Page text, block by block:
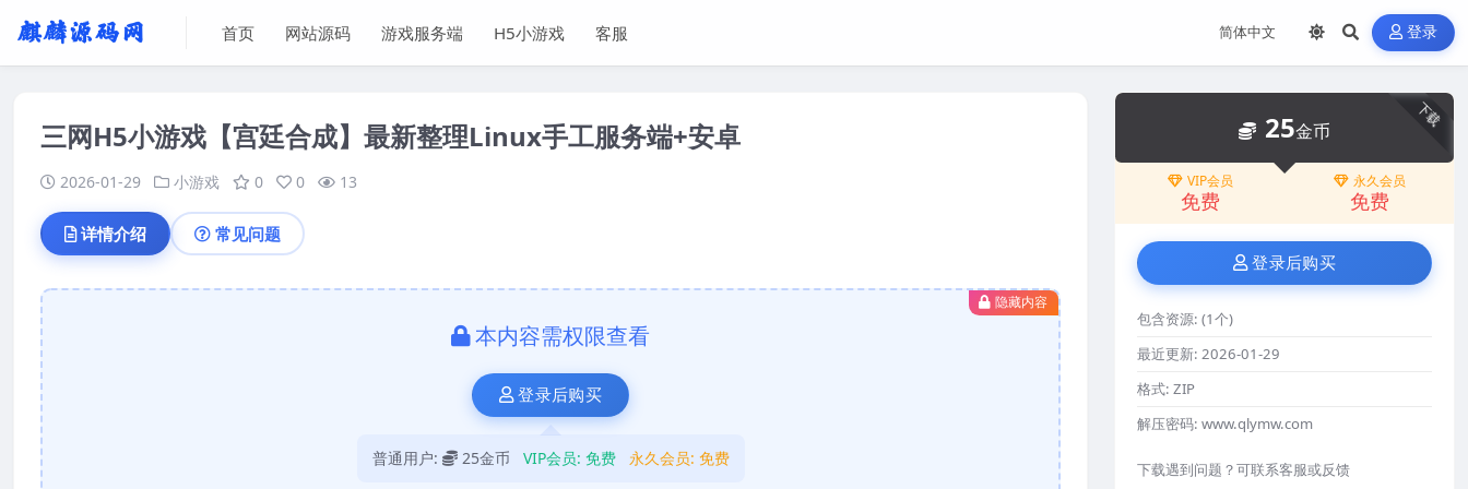
首页 网站源码 游戏服务端 H5小游戏 客服 登录
三网H5小游戏【宫廷合成】最新整理Linux手工服务端+安卓
2026-01-29 小游戏 0 0 13
详情介绍 常见问题
隐藏内容
本内容需权限查看
登录后购买
普通用户: 25金币 VIP会员: 免费 永久会员: 免费
下载
25金币
VIP会员
免费
永久会员
免费
登录后购买
包含资源: (1个)
最近更新: 2026-01-29
格式: ZIP
解压密码: www.qlymw.com
下载遇到问题？可联系客服或反馈